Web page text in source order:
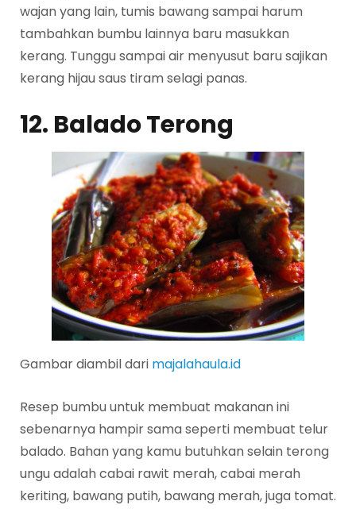
wajan yang lain, tumis bawang sampai harum
tambahkan bumbu lainnya baru masukkan
kerang. Tunggu sampai air menyusut baru sajikan
kerang hijau saus tiram selagi panas.
12. Balado Terong
Gambar diambil dari majalahaula.id
Resep bumbu untuk membuat makanan ini
sebenarnya hampir sama seperti membuat telur
balado. Bahan yang kamu butuhkan selain terong
ungu adalah cabai rawit merah, cabai merah
keriting, bawang putih, bawang merah, juga tomat.